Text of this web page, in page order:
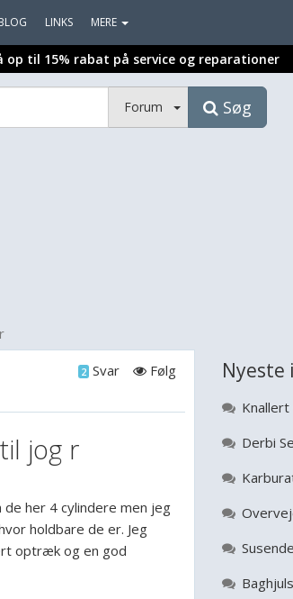
LINKS MERE
op til 15% rabat på service og reparationer
Forum Søg
Følg
2 Svar
jog r
her 4 cylindere men jeg
holdbare de er. Jeg
optræk og en god
Nyeste
Derbi